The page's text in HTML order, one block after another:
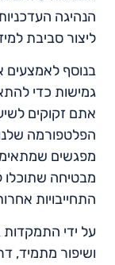
הנהיגה
ליצור סביבת
בנוסף לאמצעים
גמישות כדי
אתם זקוקים
הפלטפורמה
מפגשים
מבטיחה שתוכלו
התחייבויות
על ידי התמקדות
ושיפור מתמיד,